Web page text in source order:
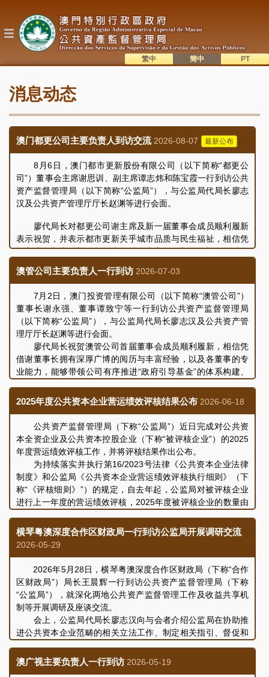
到
内
消息动态
澳门都更公司主要负责人到访交流 2026-08-07 最新公布
8月6日，澳门都市更新股份有限公司（以下简称“都更公
司”）董事会主席谢思训、副主席谭志炜和陈宝霞一行到访公共
资产监督管理局（以下简称“公监局”），与公监局代局长廖志
汉及公共资产管理厅厅长赵渊等进行会面。
廖代局长对都更公司谢主席及新一届董事会成员顺利履新
表示祝贺，并表示都市更新关乎城市品质与民生福祉，相信凭
借主席在都市更新及不动产领域的丰富经验与前瞻视野，以及
副主席和各董事会成员在各专业界别的深厚阅历和专业能力，
定能以更强担当、更实作风，扎实推进都市更新的各项重点工
谢主席感谢公监局一直以来对都更公司工作的指导和支
持，并介绍了公司近期在推动「澳门新街坊」和「P」地段项目
发展的最新情况，以及下一阶段的财务和工作安排。
会谈中，双方就公共资本企业治理、重点项目建设、财务
管理等议题进行了充分交流和深入讨论，会议气氛融洽，取得
积极成效。
澳管公司主要负责人一行到访 2026-07-03
7月2日，澳门投资管理有限公司（以下简称“澳管公司”）
董事长谢永强、董事谭致宁等一行到访公共资产监督管理局
（以下简称“公监局”），与公监局代局长廖志汉及公共资产管
理厅厅长赵渊等进行会面。
廖代局长祝贺澳管公司首届董事会成员顺利履新，相信凭
借谢董事长拥有深厚广博的阅历与丰富经验，以及各董事的专
业能力，能够带领公司有序推进“政府引导基金”的体系构建、
谢董事长感谢公监局在澳管公司成立过程中予以支持和指
导。随后，与会人员共同介绍了澳管公司设立后团队的具体工
作进展，表示澳管公司作为“政府引导基金”管理实体，目前正
积极构建规划与内部制度建设，并将致力推进引导基金有序落
实推动产业升级、支持科技成果转化及初创科技企业发展的政
策目标。
双方就制度建设、未来业务发展、持续完善企业治理等议
题进行了充分交流和讨论，会议取得良好成效。
2025年度公共资本企业营运绩效评核结果公布 2026-06-18
公共资产监督管理局（下称“公监局”）近日完成对公共资
本全资企业及公共资本控股企业（下称“被评核企业”）的2025
年度营运绩效评核工作，并将评核结果作出公布。
为持续落实并执行第16/2023号法律《公共资本企业法律
制度》和公监局《公共资本企业营运绩效评核执行细则》（下
称“《评核细则》”）的规定，自去年起，公监局对被评核企业
进行上一年度的营运绩效评核，2025年度被评核企业的数量由
事业性质及业务类型上存在客观差异，公监局按企业分类机制
及标准，充分考量各企业的实际情况，将企业划分为“商业产业
间企业的评核指标，针对性地体现对每间企业在经济及社会效
益、内部治理及管理、社会责任、推进重点项目及改革创新等
方面的评核要求。
公监局表示，从整体情况来看，2025年度各被评核企业的
营运基本保持平稳，在公共事业保障、民生服务、重点项目建
设等方面持续推进及履行相关责任，而部分企业在成本控制、
预算执行及服务效率方面仍有提升空间，公监局将持续关注各
改善措施，推动公共资本企业在服务社会公共利益方面发挥更
横琴粤澳深度合作区财政局一行到访公监局开展调研交流
2026-05-29
2026年5月28日，横琴粤澳深度合作区财政局（下称“合作
区财政局”）局长王晨辉一行到访公共资产监督管理局（下称
“公监局”），就深化两地公共资产监督管理工作及收益共享机
制等开展调研及座谈交流。
会上，公监局代局长廖志汉向与会者介绍公监局在协助推
进公共资本企业范畴的相关立法工作、制定相关指引、督促和
开展营运绩效评核等方面工作，同时阐述了在统筹协调公共部
澳广视主要负责人一行到访 2026-05-19